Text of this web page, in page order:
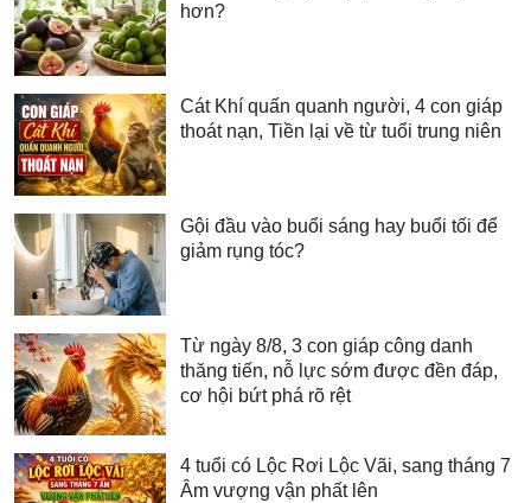
hơn?
Cát Khí quấn quanh người, 4 con giáp
thoát nạn, Tiền lại về từ tuổi trung niên
Gội đầu vào buổi sáng hay buổi tối để
giảm rụng tóc?
Từ ngày 8/8, 3 con giáp công danh
thăng tiến, nỗ lực sớm được đền đáp,
cơ hội bứt phá rõ rệt
4 tuổi có Lộc Rơi Lộc Vãi, sang tháng 7
Âm vượng vận phất lên